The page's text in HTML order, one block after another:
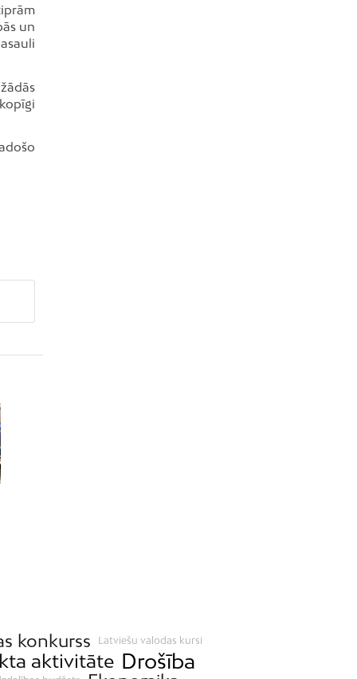
un
konkurss Latviešu valodas kursi
aktivitāte Drošība